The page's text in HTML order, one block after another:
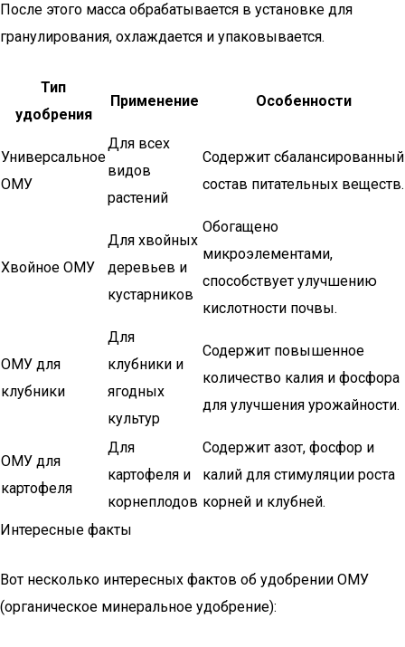
После этого масса обрабатывается в установке для
гранулирования, охлаждается и упаковывается.
Тип
удобрения
Применение Особенности
Универсальное
ОМУ
Для всех
видов
растений
Содержит сбалансированный
состав питательных веществ.
Хвойное ОМУ
Для хвойных
деревьев и
кустарников
Обогащено
микроэлементами,
способствует улучшению
кислотности почвы.
ОМУ для
клубники
Для
клубники и
ягодных
культур
Содержит повышенное
количество калия и фосфора
для улучшения урожайности.
ОМУ для
картофеля
Для
картофеля и
корнеплодов
Содержит азот, фосфор и
калий для стимуляции роста
корней и клубней.
Интересные факты
Вот несколько интересных фактов об удобрении ОМУ
(органическое минеральное удобрение):